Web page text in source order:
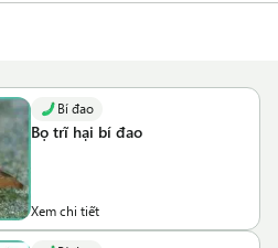
Bí đao
Bọ trĩ hại bí đao
Xem chi tiết